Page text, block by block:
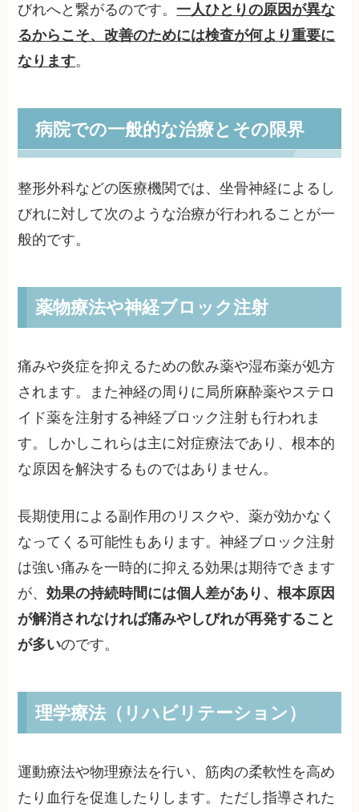
びれへと繋がるのです。一人ひとりの原因が異な
るからこそ、改善のためには検査が何より重要に
なります。
病院での一般的な治療とその限界
整形外科などの医療機関では、坐骨神経によるし
びれに対して次のような治療が行われることが一
般的です。
薬物療法や神経ブロック注射
痛みや炎症を抑えるための飲み薬や湿布薬が処方
されます。また神経の周りに局所麻酔薬やステロ
イド薬を注射する神経ブロック注射も行われま
す。しかしこれらは主に対症療法であり、根本的
な原因を解決するものではありません。
長期使用による副作用のリスクや、薬が効かなく
なってくる可能性もあります。神経ブロック注射
は強い痛みを一時的に抑える効果は期待できます
が、効果の持続時間には個人差があり、根本原因
が解消されなければ痛みやしびれが再発すること
が多いのです。
理学療法（リハビリテーション）
運動療法や物理療法を行い、筋肉の柔軟性を高め
たり血行を促進したりします。ただし指導された